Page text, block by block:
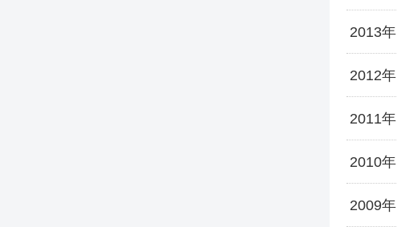
2013年
2012年
2011年
2010年
2009年